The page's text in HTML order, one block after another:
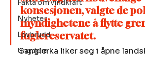
Fakta om vindkraft
Nyheter
Lovbrudd
Ungdom
konsesjonen, valgte de
myndighetene å flytte
fuglereservatet.
Sanglerka liker seg i åpne